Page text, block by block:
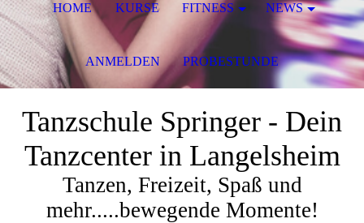
Tanzschule Springer - Dein
Tanzcenter in Langelsheim
Tanzen, Freizeit, Spaß und
mehr.....bewegende Momente!
HOME KURSE FITNESS NEWS
ANMELDEN PROBESTUNDE